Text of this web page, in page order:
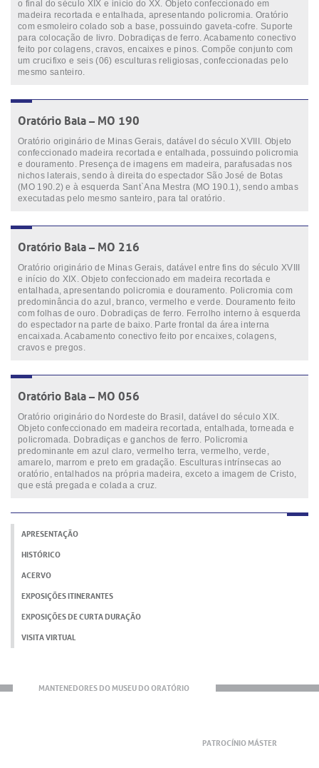
o final do século XIX e início do XX. Objeto confeccionado em
madeira recortada e entalhada, apresentando policromia. Oratório
com esmoleiro colado sob a base, possuindo gaveta-cofre. Suporte
para colocação de livro. Dobradiças de ferro. Acabamento conectivo
feito por colagens, cravos, encaixes e pinos. Compõe conjunto com
um crucifixo e seis (06) esculturas religiosas, confeccionadas pelo
mesmo santeiro.
Oratório Bala – MO 190
Oratório originário de Minas Gerais, datável do século XVIII. Objeto
confeccionado madeira recortada e entalhada, possuindo policromia
e douramento. Presença de imagens em madeira, parafusadas nos
nichos laterais, sendo à direita do espectador São José de Botas
(MO 190.2) e à esquerda Sant`Ana Mestra (MO 190.1), sendo ambas
executadas pelo mesmo santeiro, para tal oratório.
Oratório Bala – MO 216
Oratório originário de Minas Gerais, datável entre fins do século XVIII
e início do XIX. Objeto confeccionado em madeira recortada e
entalhada, apresentando policromia e douramento. Policromia com
predominância do azul, branco, vermelho e verde. Douramento feito
com folhas de ouro. Dobradiças de ferro. Ferrolho interno à esquerda
do espectador na parte de baixo. Parte frontal da área interna
encaixada. Acabamento conectivo feito por encaixes, colagens,
cravos e pregos.
Oratório Bala – MO 056
Oratório originário do Nordeste do Brasil, datável do século XIX.
Objeto confeccionado em madeira recortada, entalhada, torneada e
policromada. Dobradiças e ganchos de ferro. Policromia
predominante em azul claro, vermelho terra, vermelho, verde,
amarelo, marrom e preto em gradação. Esculturas intrínsecas ao
oratório, entalhados na própria madeira, exceto a imagem de Cristo,
que está pregada e colada a cruz.
APRESENTAÇÃO
HISTÓRICO
ACERVO
EXPOSIÇÕES ITINERANTES
EXPOSIÇÕES DE CURTA DURAÇÃO
VISITA VIRTUAL
MANTENEDORES DO MUSEU DO ORATÓRIO
PATROCÍNIO MÁSTER